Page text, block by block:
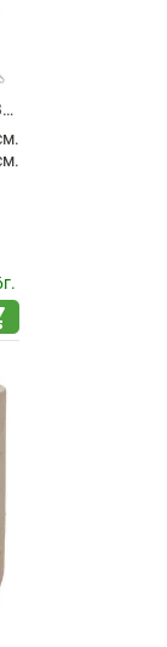
КАШПО ROUGH CHARLIE XXL BLACK WASHED